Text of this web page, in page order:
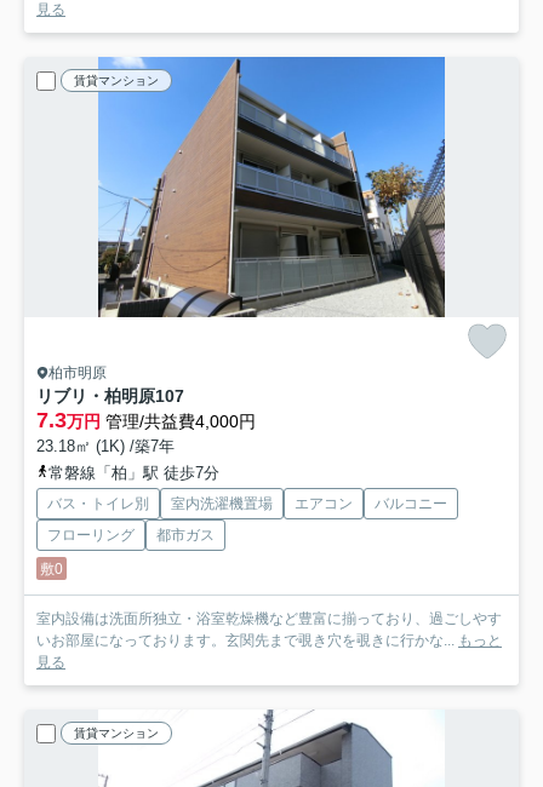
見る
賃貸マンション
柏市明原
リブリ・柏明原107
7.3万円 管理/共益費4,000円
23.18㎡ (1K) /築7年
常磐線「柏」駅 徒歩7分
バス・トイレ別 室内洗濯機置場 エアコン
バルコニー
フローリング
都市ガス
敷0
室内設備は洗面所独立・浴室乾燥機など豊富に揃っており、過ごしやす
いお部屋になっております。玄関先まで覗き穴を覗きに行かな... もっと
見る
賃貸マンション